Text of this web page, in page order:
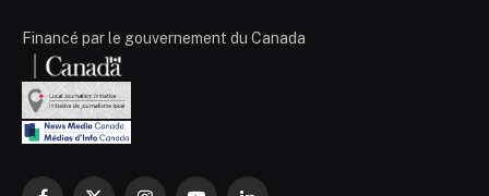
Financé par le gouvernement du Canada